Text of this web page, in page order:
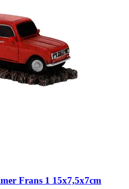
Frans 1 15x7,5x7cm